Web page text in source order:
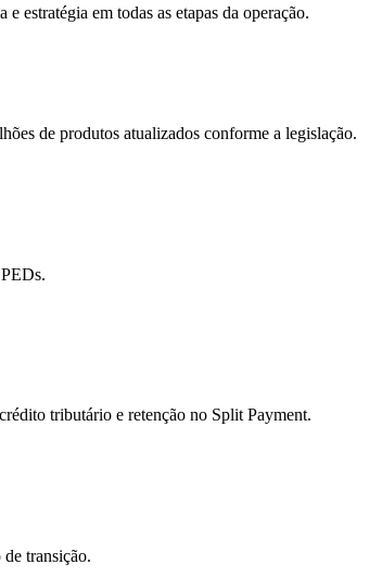
estratégia em todas as etapas da operação.
de produtos atualizados conforme a legislação.
tributário e retenção no Split Payment.
transição.